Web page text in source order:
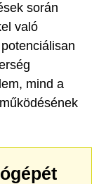
során
való
mind a